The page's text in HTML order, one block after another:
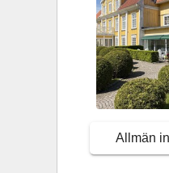
Allmän